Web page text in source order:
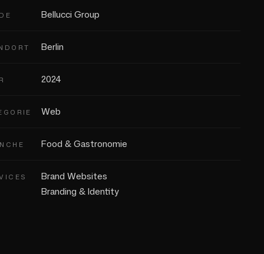
Bellucci Group
Berlin
2024
Web
Food & Gastronomie
Brand Websites
Branding & Identity